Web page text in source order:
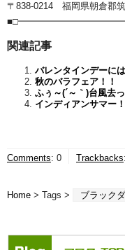
〒838-0214 福岡県朝倉郡
関連記事
バレンタインデーに
秋のバラフェア！！
ふぅ～(´～｀)台風去っ
インディアンサマー！
Comments: 0 Trackbacks:
Home > Tags > ブラック